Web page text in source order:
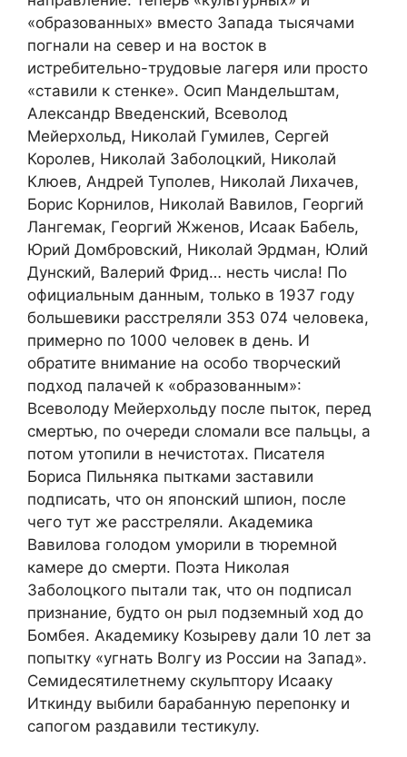
«образованных» вместо Запада тысячами
погнали на север и на восток в
истребительно-трудовые лагеря или просто
«ставили к стенке». Осип Мандельштам,
Александр Введенский, Всеволод
Мейерхольд, Николай Гумилев, Сергей
Королев, Николай Заболоцкий, Николай
Клюев, Андрей Туполев, Николай Лихачев,
Борис Корнилов, Николай Вавилов, Георгий
Лангемак, Георгий Жженов, Исаак Бабель,
Юрий Домбровский, Николай Эрдман, Юлий
Дунский, Валерий Фрид… несть числа! По
официальным данным, только в 1937 году
большевики расстреляли 353 074 человека,
примерно по 1000 человек в день. И
обратите внимание на особо творческий
подход палачей к «образованным»:
Всеволоду Мейерхольду после пыток, перед
смертью, по очереди сломали все пальцы, а
потом утопили в нечистотах. Писателя
Бориса Пильняка пытками заставили
подписать, что он японский шпион, после
чего тут же расстреляли. Академика
Вавилова голодом уморили в тюремной
камере до смерти. Поэта Николая
Заболоцкого пытали так, что он подписал
признание, будто он рыл подземный ход до
Бомбея. Академику Козыреву дали 10 лет за
попытку «угнать Волгу из России на Запад».
Семидесятилетнему скульптору Исааку
Иткинду выбили барабанную перепонку и
сапогом раздавили тестикулу.